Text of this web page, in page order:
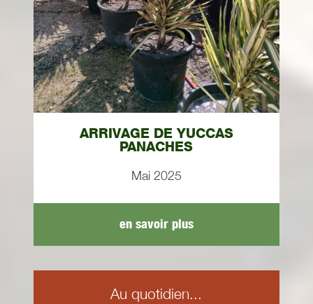
ARRIVAGE DE YUCCAS
PANACHES
Mai 2025
en savoir plus
Au quotidien...